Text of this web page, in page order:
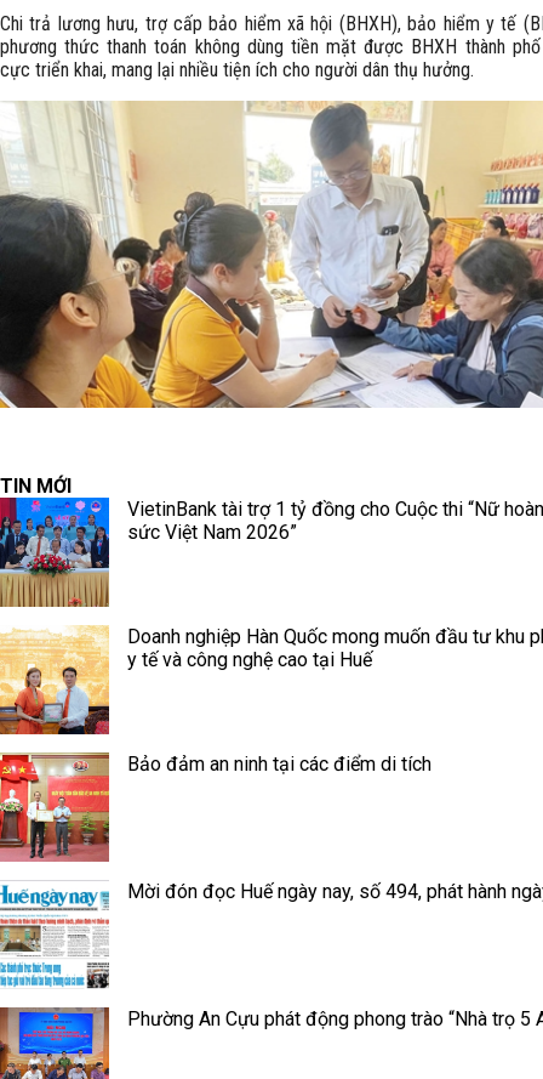
Chi trả lương hưu, trợ cấp bảo hiểm xã hội (BHXH), bảo hiểm y tế
phương thức thanh toán không dùng tiền mặt được BHXH thành
cực triển khai, mang lại nhiều tiện ích cho người dân thụ hưởng.
TIN MỚI
VietinBank tài trợ 1 tỷ đồng cho Cuộc thi “Nữ
sức Việt Nam 2026”
Doanh nghiệp Hàn Quốc mong muốn đầu tư khu
y tế và công nghệ cao tại Huế
Bảo đảm an ninh tại các điểm di tích
Mời đón đọc Huế ngày nay, số 494, phát hành
Phường An Cựu phát động phong trào “Nhà trọ 5